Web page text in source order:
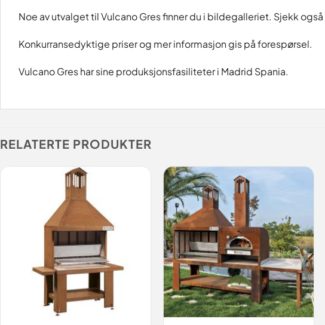
Noe av utvalget til Vulcano Gres finner du i bildegalleriet. Sjekk også
Konkurransedyktige priser og mer informasjon gis på forespørsel.
Vulcano Gres har sine produksjonsfasiliteter i Madrid Spania.
RELATERTE PRODUKTER